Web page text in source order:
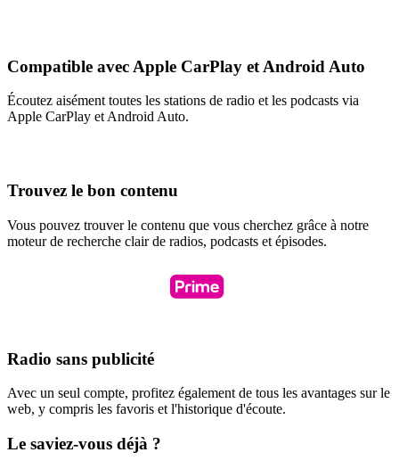
Compatible avec Apple CarPlay et Android Auto
Écoutez aisément toutes les stations de radio et les podcasts via
Apple CarPlay et Android Auto.
Trouvez le bon contenu
Vous pouvez trouver le contenu que vous cherchez grâce à notre
moteur de recherche clair de radios, podcasts et épisodes.
Radio sans publicité
Avec un seul compte, profitez également de tous les avantages sur le
web, y compris les favoris et l'historique d'écoute.
Le saviez-vous déjà ?